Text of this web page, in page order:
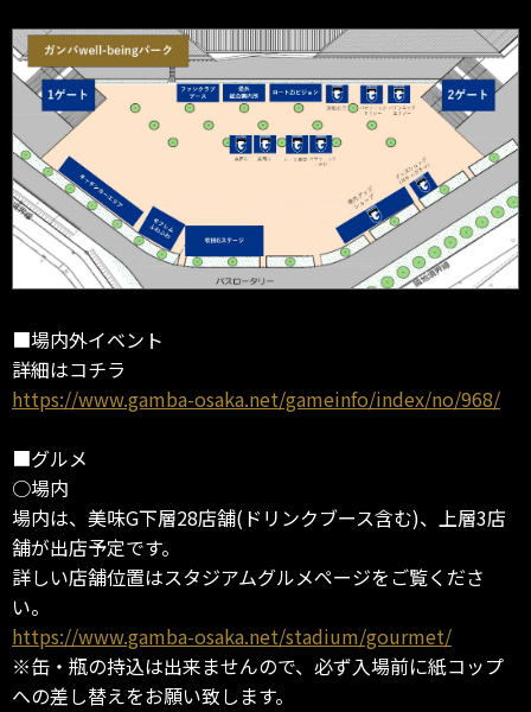
■場内外イベント
詳細はコチラ
https://www.gamba-osaka.net/gameinfo/index/no/968/
■グルメ
○場内
場内は、美味G下層28店舗(ドリンクブース含む)、上層3店
舗が出店予定です。
詳しい店舗位置はスタジアムグルメページをご覧くださ
い。
https://www.gamba-osaka.net/stadium/gourmet/
※缶・瓶の持込は出来ませんので、必ず入場前に紙コップ
への差し替えをお願い致します。